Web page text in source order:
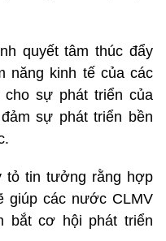
quyết tâm thúc đẩy
năng kinh tế của các
cho sự phát triển của
sự phát triển bền
tỏ tin tưởng rằng hợp
giúp các nước CLMV
bắt cơ hội phát triển